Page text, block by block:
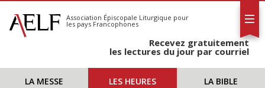
S'abonner
Calendrier
Association Épiscopale Liturgique pour
les pays Francophones
Recevez gratuitement
les lectures du jour par courriel
LA MESSE LES HEURES LA BIBLE